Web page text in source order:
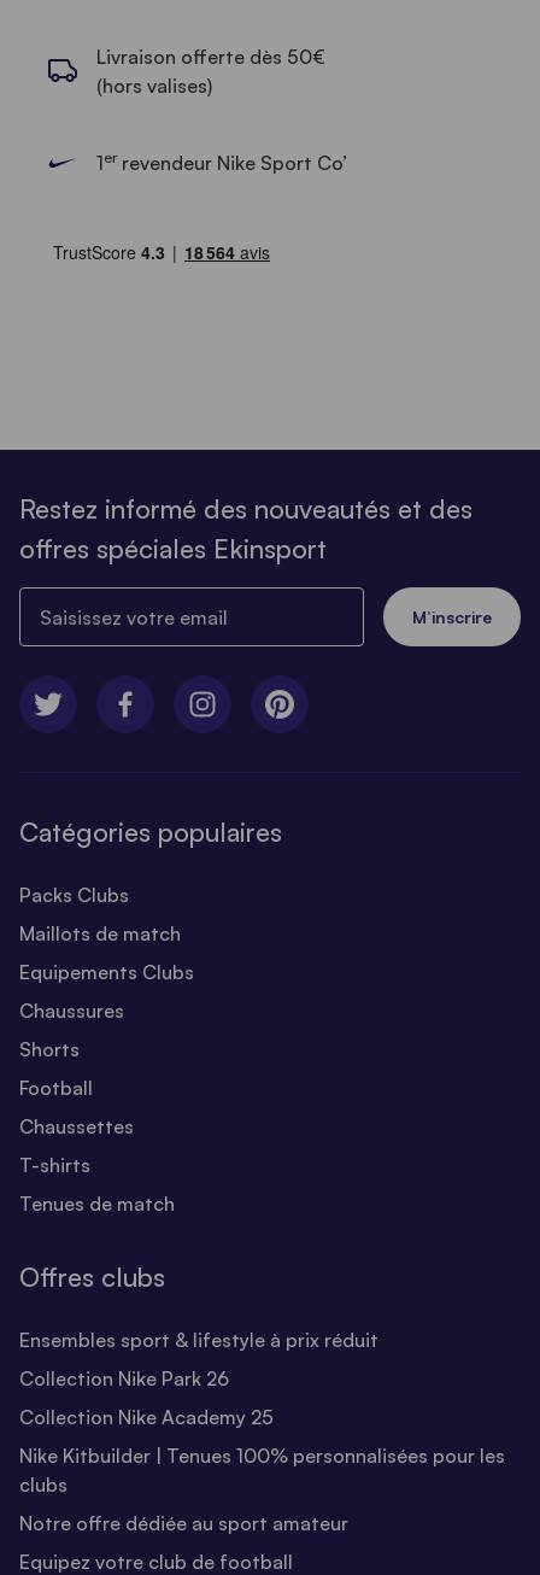
Livraison offerte dès 50€
(hors valises)
1errevendeur Nike Sport Co’
Restez informé des nouveautés et des
offres spéciales Ekinsport
M’inscrire
Catégories populaires
Packs Clubs
Maillots de match
Equipements Clubs
Chaussures
Shorts
Football
Chaussettes
T-shirts
Tenues de match
Offres clubs
Ensembles sport & lifestyle à prix réduit
Collection Nike Park 26
Collection Nike Academy 25
Nike Kitbuilder | Tenues 100% personnalisées pour les
clubs
Notre offre dédiée au sport amateur
Equipez votre club de football